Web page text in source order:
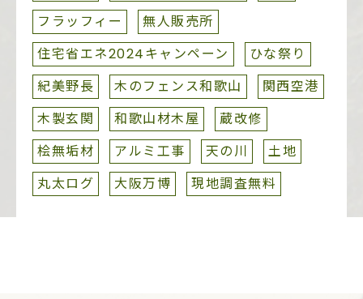
フラッフィー
無人販売所
住宅省エネ2024キャンペーン
ひな祭り
紀美野長
木のフェンス和歌山
関西空港
木製玄関
和歌山材木屋
蔵改修
桧無垢材
アルミ工事 天の川
土地
丸太ログ
大阪万博 現地調査無料